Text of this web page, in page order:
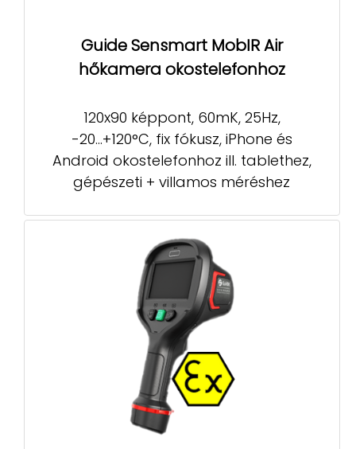
Guide Sensmart MobIR Air
hőkamera okostelefonhoz
120x90 képpont, 60mK, 25Hz,
-20...+120°C, fix fókusz, iPhone és
Android okostelefonhoz ill. tablethez,
gépészeti + villamos méréshez